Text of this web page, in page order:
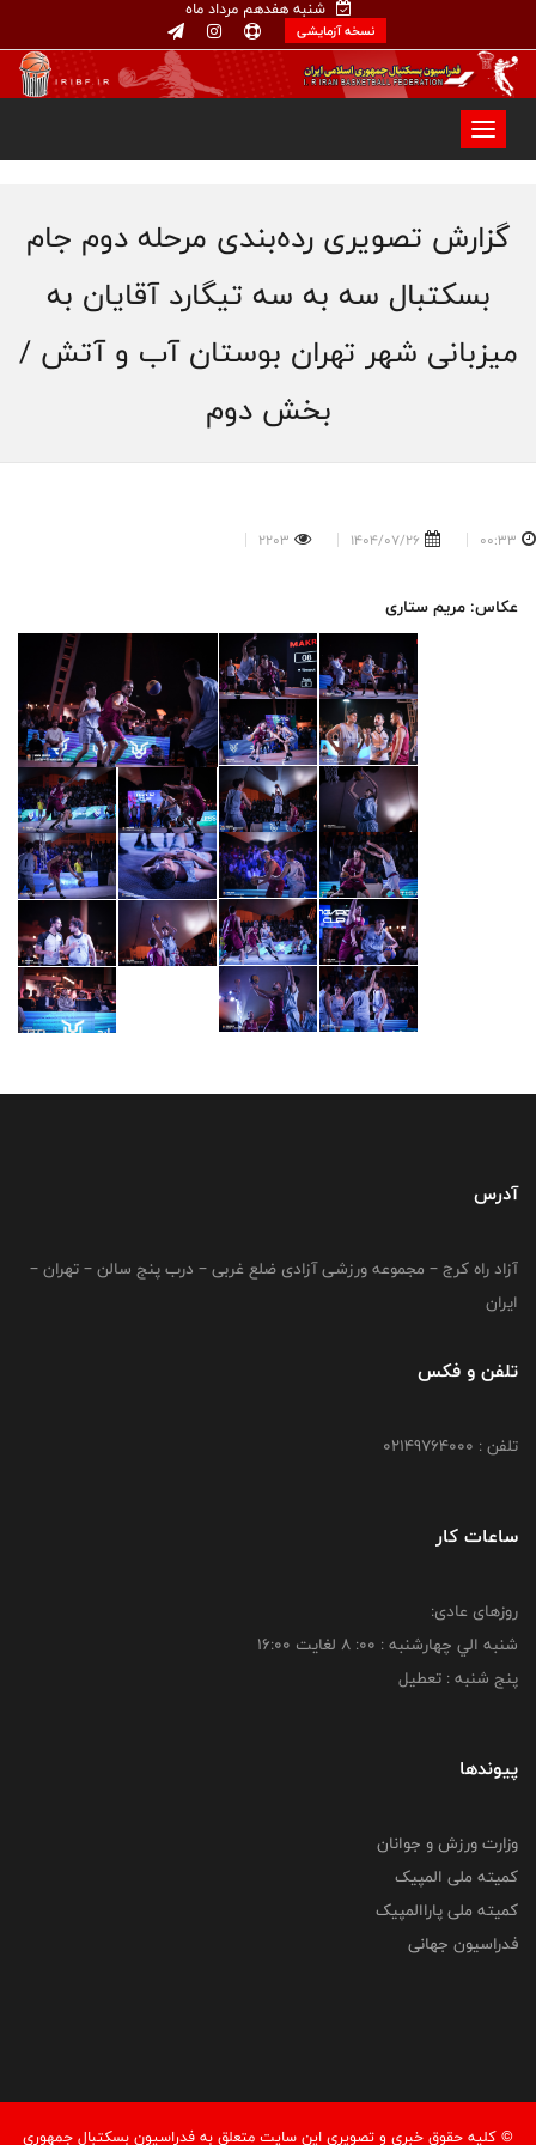
شنبه هفدهم مرداد ماه
نسخه آزمایشی
گزارش تصویری رده‌بندی مرحله دوم جام
بسکتبال سه به سه تیگارد آقایان به
میزبانی شهر تهران بوستان آب و آتش /
بخش دوم
00:33
1404/07/26
2203
عکاس: مریم ستاری
آدرس
آزاد راه کرج – مجموعه ورزشی آزادی ضلع غربی – درب پنج سالن – تهران –
ایران
تلفن و فکس
تلفن : 02149764000
ساعات کار
روزهای عادی:
شنبه الي چهارشنبه : 00: 8 لغايت 16:00
پنج شنبه : تعطیل
پیوندها
وزارت ورزش و جوانان
کمیته ملی المپیک
کمیته ملی پاراالمپیک
فدراسیون جهانی
© کليه حقوق خبری و تصويری اين سايت متعلق به فدراسیون بسکتبال جمهوری